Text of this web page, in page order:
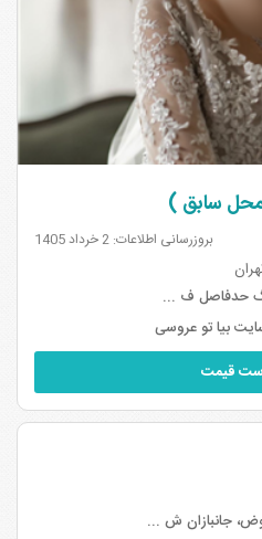
سابق )
بروزرسانی اطلاعات: 2 خرداد 1405
حدفاصل ف ...
قیمت
جانبازان ش ...